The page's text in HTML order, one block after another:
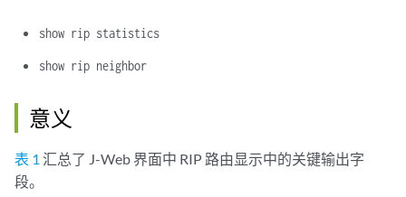
show rip statistics
show rip neighbor
意义
表 1 汇总了 J-Web 界面中 RIP 路由显示中的关键输出字
段。